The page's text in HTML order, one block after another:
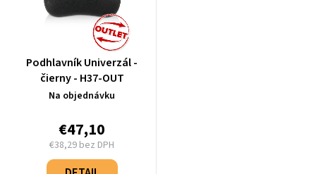
Podhlavník Univerzál -
čierny - H37-OUT
Na objednávku
€47,10
€38,29 bez DPH
Jednotková
cena: